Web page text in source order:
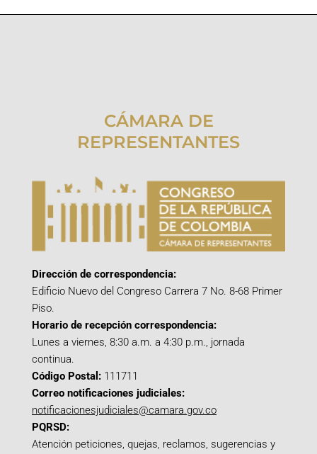
CÁMARA DE
REPRESENTANTES
Dirección de correspondencia:
Edificio Nuevo del Congreso Carrera 7 No. 8-68 Primer
Piso.
Horario de recepción correspondencia:
Lunes a viernes, 8:30 a.m. a 4:30 p.m., jornada
continua.
Código Postal: 111711
Correo notificaciones judiciales:
notificacionesjudiciales@camara.gov.co
PQRSD:
Atención peticiones, quejas, reclamos, sugerencias y